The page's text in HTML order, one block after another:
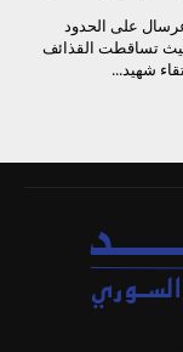
على الحدود
حيث تساقطت القذائف
شهيد...